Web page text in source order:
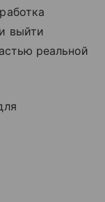
выйти
реальной